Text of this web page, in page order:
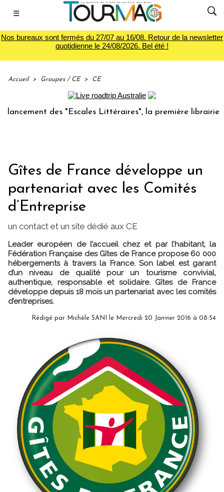
☰
Nos bureaux sont fermés du 27/07 au 16/08. Retour de la newsletter
quotidienne le 24/08/2026. Bel été !
Accueil > Groupes / CE > CE
des "Escales Littéraires", la première librairie du
Gîtes de France développe un
partenariat avec les Comités
d’Entreprise
un contact et un site dédié aux CE
Leader européen de l’accueil chez et par l’habitant, la
Fédération Française des Gîtes de France propose 60 000
hébergements à travers la France. Son label est garant
d’un niveau de qualité pour un tourisme convivial,
authentique, responsable et solidaire. Gîtes de France
développe depuis 18 mois un partenariat avec les comités
d’entreprises.
Rédigé par Michèle SANI le Mercredi 20 Janvier 2016 à 08:54